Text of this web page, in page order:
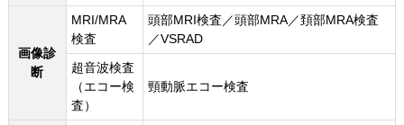
画像診
断
MRI/MRA
検査
頭部MRI検査／頭部MRA／頚部MRA検査
／VSRAD
超音波検査
（エコー検
査）
頸動脈エコー検査